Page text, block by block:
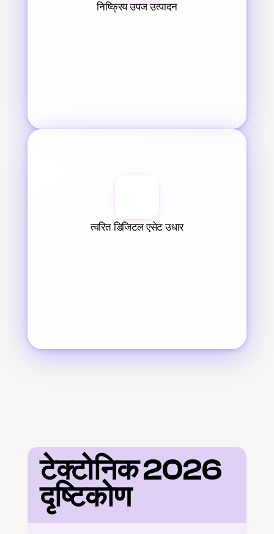
निष्क्रिय उपज उत्पादन
त्वरित डिजिटल एसेट उधार
टेक्टोनिक 2026
दृष्टिकोण